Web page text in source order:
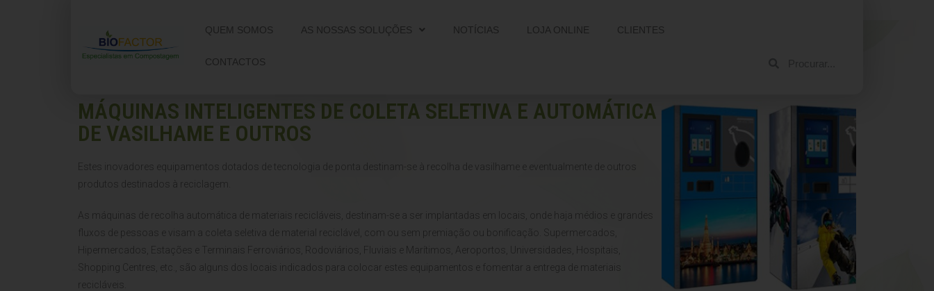
QUEM SOMOS AS NOSSAS SOLUÇÕES NOTÍCIAS LOJA ONLINE CLIENTES
CONTACTOS
MÁQUINAS INTELIGENTES DE COLETA SELETIVA E AUTOMÁTICA
DE VASILHAME E OUTROS
Estes inovadores equipamentos dotados de tecnologia de ponta destinam-se à recolha de vasilhame e eventualmente de outros
produtos destinados à reciclagem.
As máquinas de recolha automática de materiais recicláveis, destinam-se a ser implantadas em locais, onde haja médios e grandes
fluxos de pessoas e visam a coleta seletiva de material reciclável, com ou sem premiação ou bonificação. Supermercados,
Hipermercados, Estações e Terminais Ferroviários, Rodoviários, Fluviais e Marítimos, Aeroportos, Universidades, Hospitais,
Shopping Centres, etc., são alguns dos locais indicados para colocar estes equipamentos e fomentar a entrega de materiais
recicláveis.